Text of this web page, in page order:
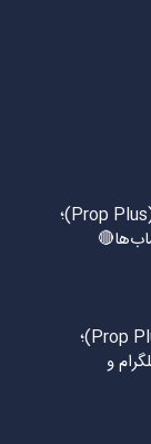
🔴انواع چالش پراپ پلاس (Prop Plus)؛
🔴پشتیبانی پراپ پلاس (Prop Plus)؛
و